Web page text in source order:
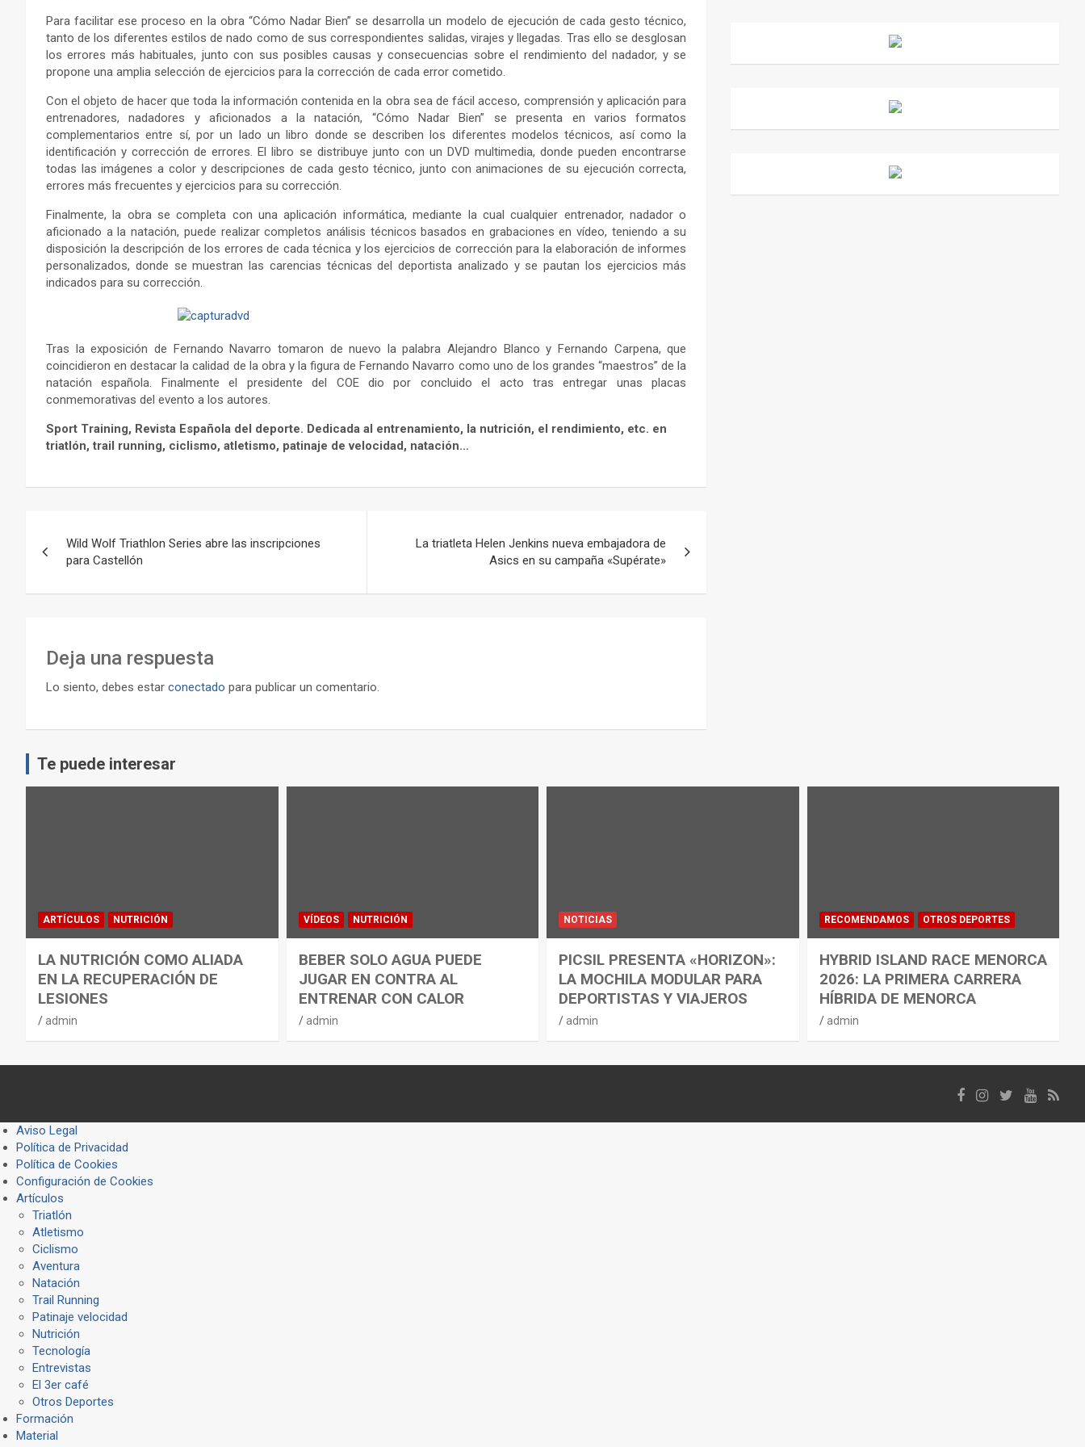
Para facilitar ese proceso en la obra “Cómo Nadar Bien” se desarrolla un modelo de ejecución de cada gesto técnico,
tanto de los diferentes estilos de nado como de sus correspondientes salidas, virajes y llegadas. Tras ello se desglosan
los errores más habituales, junto con sus posibles causas y consecuencias sobre el rendimiento del nadador, y se
propone una amplia selección de ejercicios para la corrección de cada error cometido.
Con el objeto de hacer que toda la información contenida en la obra sea de fácil acceso, comprensión y aplicación para
entrenadores, nadadores y aficionados a la natación, “Cómo Nadar Bien” se presenta en varios formatos
complementarios entre sí, por un lado un libro donde se describen los diferentes modelos técnicos, así como la
identificación y corrección de errores. El libro se distribuye junto con un DVD multimedia, donde pueden encontrarse
todas las imágenes a color y descripciones de cada gesto técnico, junto con animaciones de su ejecución correcta,
errores más frecuentes y ejercicios para su corrección.
Finalmente, la obra se completa con una aplicación informática, mediante la cual cualquier entrenador, nadador o
aficionado a la natación, puede realizar completos análisis técnicos basados en grabaciones en vídeo, teniendo a su
disposición la descripción de los errores de cada técnica y los ejercicios de corrección para la elaboración de informes
personalizados, donde se muestran las carencias técnicas del deportista analizado y se pautan los ejercicios más
indicados para su corrección.
Tras la exposición de Fernando Navarro tomaron de nuevo la palabra Alejandro Blanco y Fernando Carpena, que
coincidieron en destacar la calidad de la obra y la figura de Fernando Navarro como uno de los grandes “maestros” de la
natación española. Finalmente el presidente del COE dio por concluido el acto tras entregar unas placas
conmemorativas del evento a los autores.
Sport Training, Revista Española del deporte. Dedicada al entrenamiento, la nutrición, el rendimiento, etc. en
triatlón, trail running, ciclismo, atletismo, patinaje de velocidad, natación…
de
entradas
Wild Wolf Triathlon Series abre las inscripciones
para Castellón
La triatleta Helen Jenkins nueva embajadora de
Asics en su campaña «Supérate»
Deja una respuesta
Lo siento, debes estar conectado para publicar un comentario.
Te puede interesar
ARTÍCULOS NUTRICIÓN
LA NUTRICIÓN COMO ALIADA
EN LA RECUPERACIÓN DE
LESIONES
admin
VÍDEOS NUTRICIÓN
BEBER SOLO AGUA PUEDE
JUGAR EN CONTRA AL
ENTRENAR CON CALOR
admin
NOTICIAS
PICSIL PRESENTA «HORIZON»:
LA MOCHILA MODULAR PARA
DEPORTISTAS Y VIAJEROS
admin
RECOMENDAMOS OTROS DEPORTES
HYBRID ISLAND RACE MENORCA
2026: LA PRIMERA CARRERA
HÍBRIDA DE MENORCA
admin
Aviso Legal
Política de Privacidad
Política de Cookies
Configuración de Cookies
Artículos
Triatlón
Atletismo
Ciclismo
Aventura
Natación
Trail Running
Patinaje velocidad
Nutrición
Tecnología
Entrevistas
El 3er café
Otros Deportes
Formación
Material